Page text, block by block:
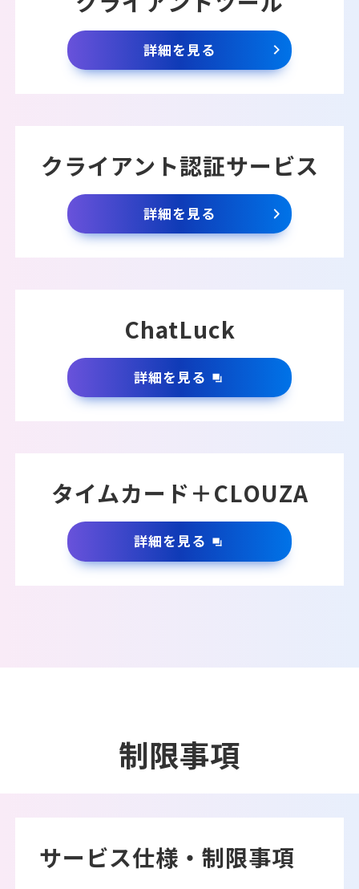
詳細を見る
クライアント認証サービス
詳細を見る
ChatLuck
詳細を見る
タイムカード＋CLOUZA
詳細を見る
制限事項
サービス仕様・制限事項